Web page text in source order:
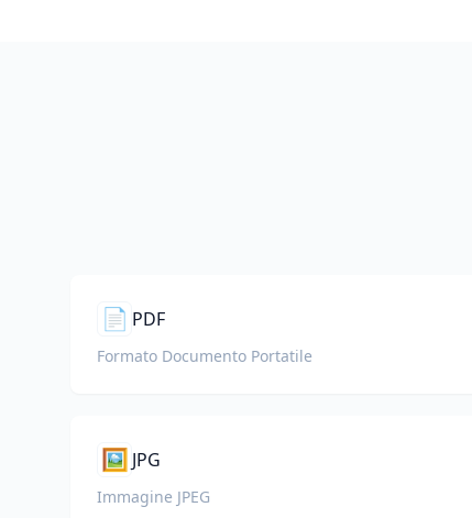
📄 PDF
Formato Documento Portatile
🖼️ JPG
Immagine JPEG